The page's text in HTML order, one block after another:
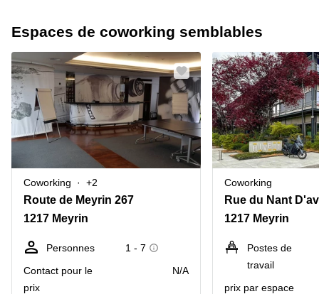
Espaces de coworking semblables
Coworking +2
Route de Meyrin 267
1217 Meyrin
Personnes
1 - 7
Contact pour le
prix
N/A
Coworking
1217 Meyrin
Postes de
travail
prix par espace